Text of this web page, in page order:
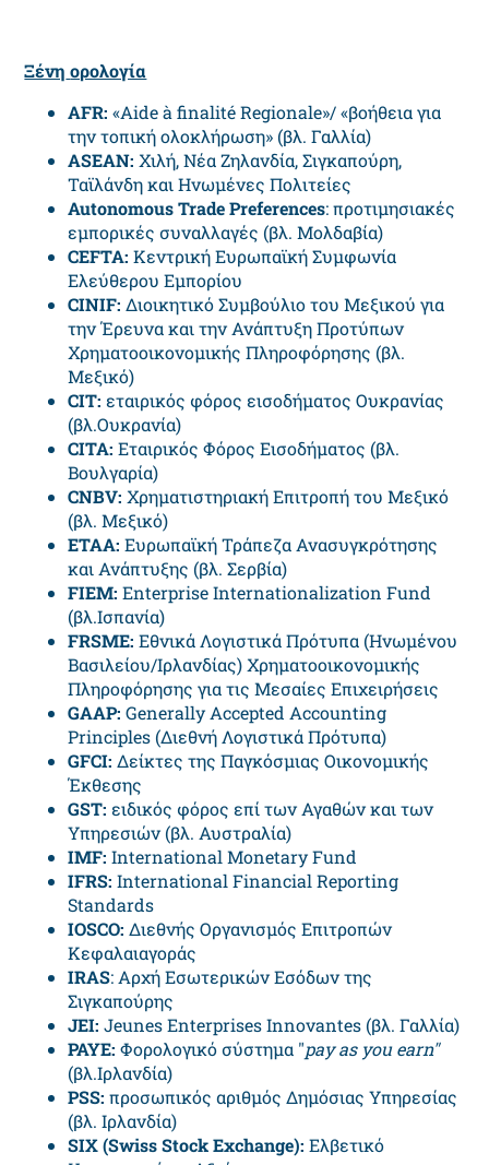
Ξένη ορολογία
AFR: «Aide à finalité Regionale»/ «βοήθεια για
την τοπική ολοκλήρωση» (βλ. Γαλλία)
ASEAN: Χιλή, Νέα Ζηλανδία, Σιγκαπούρη,
Ταϊλάνδη και Ηνωμένες Πολιτείες
Autonomous Trade Preferences: προτιμησιακές
εμπορικές συναλλαγές (βλ. Μολδαβία)
CEFTA: Κεντρική Ευρωπαϊκή Συμφωνία
Ελεύθερου Εμπορίου
CINIF: Διοικητικό Συμβούλιο του Μεξικού για
την Έρευνα και την Ανάπτυξη Προτύπων
Χρηματοοικονομικής Πληροφόρησης (βλ.
Μεξικό)
CIT: εταιρικός φόρος εισοδήματος Ουκρανίας
(βλ.Ουκρανία)
CITA: Εταιρικός Φόρος Εισοδήματος (βλ.
Βουλγαρία)
CNBV: Χρηματιστηριακή Επιτροπή του Μεξικό
(βλ. Μεξικό)
ΕΤΑΑ: Ευρωπαϊκή Τράπεζα Ανασυγκρότησης
και Ανάπτυξης (βλ. Σερβία)
FIEM: Enterprise Internationalization Fund
(βλ.Ισπανία)
FRSME: Εθνικά Λογιστικά Πρότυπα (Ηνωμένου
Βασιλείου/Ιρλανδίας) Χρηματοοικονομικής
Πληροφόρησης για τις Μεσαίες Επιχειρήσεις
GAAP: Generally Accepted Accounting
Principles (Διεθνή Λογιστικά Πρότυπα)
GFCI: Δείκτες της Παγκόσμιας Οικονομικής
Έκθεσης
GST: ειδικός φόρος επί των Αγαθών και των
Υπηρεσιών (βλ. Αυστραλία)
IMF: International Monetary Fund
IFRS: International Financial Reporting
Standards
IOSCO: Διεθνής Οργανισμός Επιτροπών
Κεφαλαιαγοράς
IRAS: Αρχή Εσωτερικών Εσόδων της
Σιγκαπούρης
JEI: Jeunes Enterprises Innovantes (βλ. Γαλλία)
PAYE: Φορολογικό σύστημα "pay as you earn"
(βλ.Ιρλανδία)
PSS: προσωπικός αριθμός Δημόσιας Υπηρεσίας
(βλ. Ιρλανδία)
SIX(Swiss Stock Exchange): Ελβετικό